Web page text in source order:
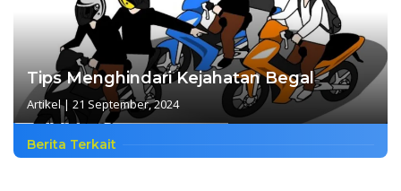
Tips Menghindari Kejahatan Begal
Artikel| 21 September, 2024
Berita Terkait